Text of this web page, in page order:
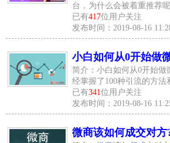
台，为什么会被着重推荐
已有417位用户关注
发布时间：2019-08-16
小白如何从0开始做
简介：小白如何从0开始做
经掌握了100种引流的方法
已有341 位用户关注
发布时间：2019-08-16
微商该如何成交对方